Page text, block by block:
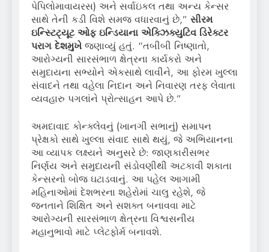
પેપિલોમાવાયરસ) અને સર્વાઇકલ તથા અન્ય કેન્સર
સાથે તેની કડી વિશે સમજ વધારવાનું છે,” સીરમ
ઇન્સ્ટિટ્યૂટ ઓફ ઇન્ડિયાના એક્ઝિક્યુટિવ ડિરેક્ટર
પરાગ દેશમુખેજણાવ્યું હતું. “તબીબી નિષ્ણાતો,
આરોગ્યની સારસંભાળ ક્ષેત્રના કાર્યકરો અને
સમુદાયના સભ્યોને એકસાથે લાવીને, આ ફોરમ ખુલ્લા
સંવાદને તથા વહેલા નિદાન અને નિવારણ તરફ લેવાતા
વ્યવહારુ પગલાંને પ્રોત્સાહન આપે છે.”
અમદાવાદ કોન્ક્લેવનું (ખાનગી સભાનું) સમાપન
પ્રેક્ષકો સાથે ખુલ્લા સંવાદ સાથે થયું, જે અભિયાનના
આ વ્યાપક લક્ષ્યને અનુસરે છે: જાણકારીસભર
નિર્ણય અને સમુદાયની સંડોવણીથી અટકાવી શકાતા
કેન્સરનો બોજ ઘટાડવાનું. આ પહેલ આગામી
મહિનાઓમાં દેશભરના શહેરોમાં ચાલુ રહેશે, જે
જનતાને શિક્ષિત અને સશક્ત બનાવવા માટે
આરોગ્યની સારસંભાળ ક્ષેત્રના વિશ્વસનીય
મહાનુભાવો માટે પ્લેટફોર્મ બનાવશે.